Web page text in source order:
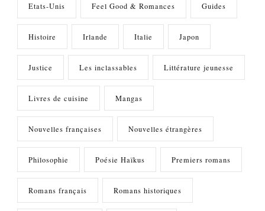
Etats-Unis Feel Good & Romances Guides
Histoire Irlande Italie Japon
Justice Les inclassables Littérature jeunesse
Livres de cuisine Mangas
Nouvelles françaises Nouvelles étrangères
Philosophie Poésie Haïkus Premiers romans
Romans français Romans historiques